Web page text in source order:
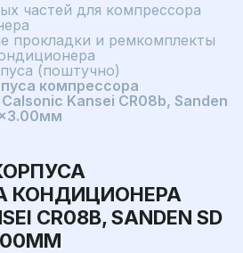
частей для компрессора
прокладки и ремкомплекты
(поштучно)
компрессора
Kansei CR08b, Sanden
КОНДИЦИОНЕРА
CR08B, SANDEN SD